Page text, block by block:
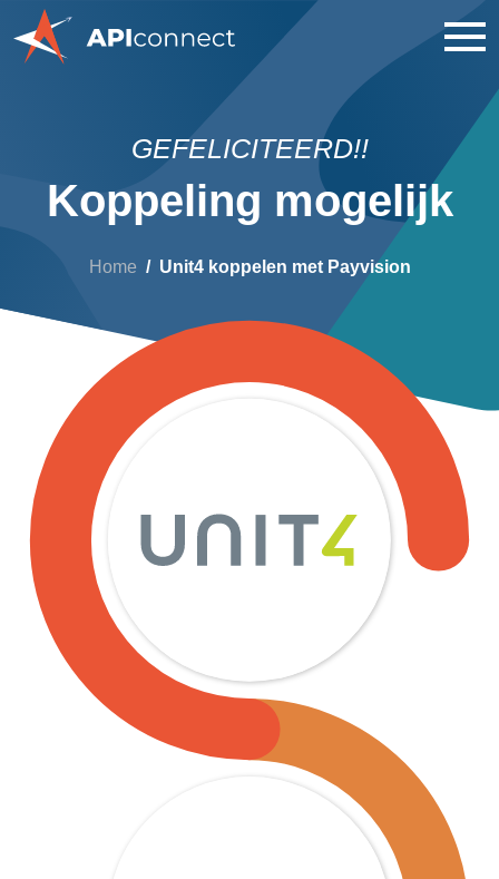
GEFELICITEERD!!
Koppeling mogelijk
Home Unit4 koppelen met Payvision